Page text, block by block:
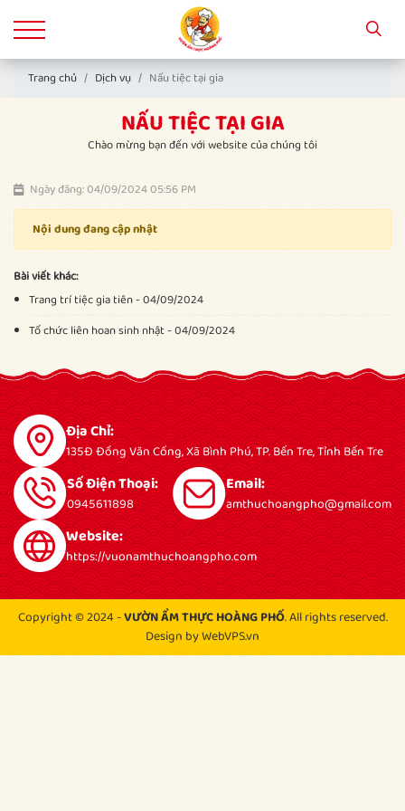
Trang chủ Dịch vụ Nấu tiệc tại gia
NẤU TIỆC TẠI GIA
Chào mừng bạn đến với website của chúng tôi
Ngày đăng: 04/09/2024 05:56 PM
Nội dung đang cập nhật
Bài viết khác:
Trang trí tiệc gia tiên - 04/09/2024
Tổ chức liên hoan sinh nhật - 04/09/2024
Địa Chỉ:
135Đ Đồng Văn Cống, Xã Bình Phú, TP. Bến Tre, Tỉnh Bến Tre
Số Điện Thoại:
0945611898
Email:
amthuchoangpho@gmail.com
Website:
https://vuonamthuchoangpho.com
Copyright © 2024 -VƯỜN ẨM THỰC HOÀNG PHỐ. All rights reserved.
Design by WebVPS.vn